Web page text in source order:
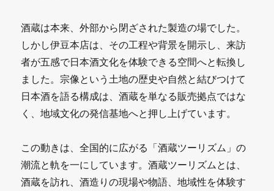
る
～
「旅
す
る
ち
ょ
酒蔵は本来、外部から閉ざされた製造の場でした。
しかし伊豆本店は、その工程や背景を開示し、来訪
者が五感で日本酒文化を体験できる空間へと転換し
ました。宗像という土地の歴史や自然と結びつけて
日本酒を語る構成は、酒蔵を単なる販売拠点ではな
く、地域文化の発信基地へと押し上げています。
この動きは、全国的に広がる「酒蔵ツーリズム」の
潮流と軌を一にしています。酒蔵ツーリズムとは、
酒蔵を訪れ、酒造りの現場や物語、地域性を体験す